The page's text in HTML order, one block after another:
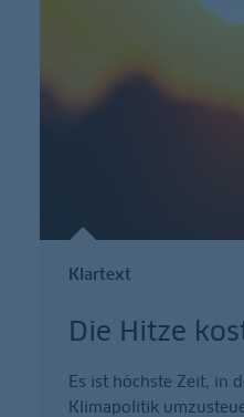
Klartext
Die Hitze
Es ist höchste Zeit, in
Klimapolitik